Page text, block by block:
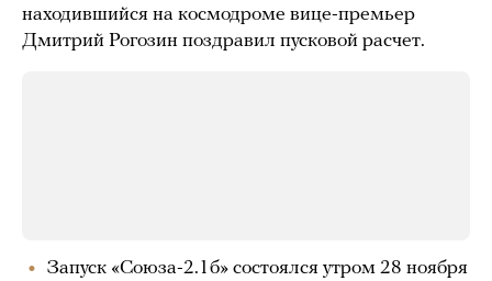
находившийся на космодроме вице-премьер
Дмитрий Рогозин поздравил пусковой расчет.
Запуск «Союза-2.1б» состоялся утром 28 ноября